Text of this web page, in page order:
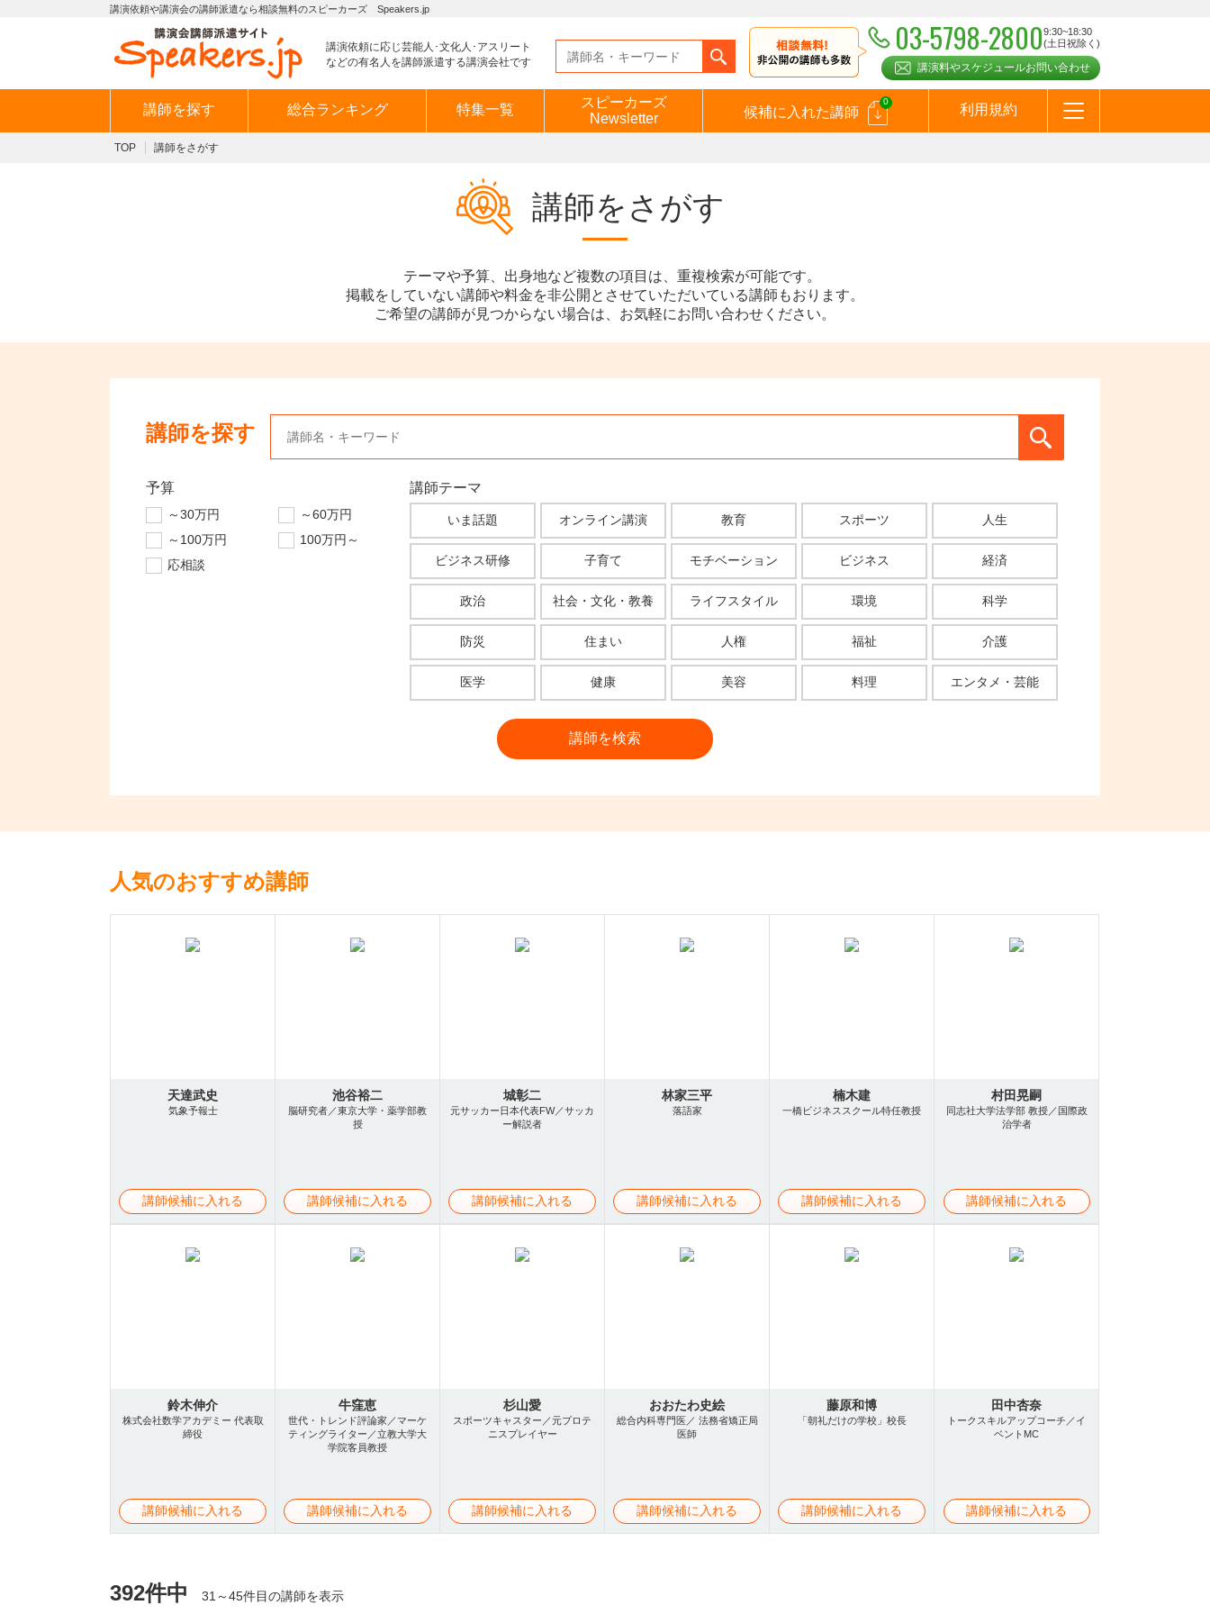
講演依頼や講演会の講師派遣なら相談無料のスピーカーズ Speakers.jp
講演依頼に応じ芸能人･文化人･アスリート
などの有名人を講師派遣する講演会社です
03-5798-28009:30~18:30
(土日祝除く)
講演料やスケジュールお問い合わせ
講師を探す 総合ランキング 特集一覧
スピーカーズ
Newsletter
候補に入れた講師
0
利用規約
TOP 講師をさがす
講師をさがす
テーマや予算、出身地など複数の項目は、重複検索が可能です。
掲載をしていない講師や料金を非公開とさせていただいている講師もおります。
ご希望の講師が見つからない場合は、お気軽にお問い合わせください。
講師を探す
予算
～30万円
～60万円
～100万円
100万円～
応相談
講師テーマ
いま話題 オンライン講演 教育 スポーツ 人生
ビジネス研修 子育て モチベーション ビジネス 経済
政治 社会・文化・教養 ライフスタイル 環境 科学
防災 住まい 人権 福祉 介護
医学 健康 美容 料理 エンタメ・芸能
人気のおすすめ講師
天達武史
気象予報士
講師候補に入れる
池谷裕二
脳研究者／東京大学・薬学部教
授
講師候補に入れる
城彰二
元サッカー日本代表FW／サッカ
ー解説者
講師候補に入れる
林家三平
落語家
講師候補に入れる
楠木建
一橋ビジネススクール特任教授
講師候補に入れる
村田晃嗣
同志社大学法学部 教授／国際政
治学者
講師候補に入れる
鈴木伸介
株式会社数学アカデミー 代表取
締役
講師候補に入れる
牛窪恵
世代・トレンド評論家／マーケ
ティングライター／立教大学大
学院客員教授
講師候補に入れる
杉山愛
スポーツキャスター／元プロテ
ニスプレイヤー
講師候補に入れる
おおたわ史絵
総合内科専門医／ 法務省矯正局
医師
講師候補に入れる
藤原和博
「朝礼だけの学校」校長
講師候補に入れる
田中杏奈
トークスキルアップコーチ／イ
ベントMC
講師候補に入れる
392件中 31～45件目の講師を表示